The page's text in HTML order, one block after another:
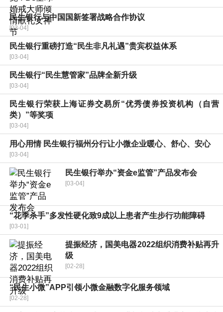
民生银行与中国国新签署战略合作协议
[03-04]
民生银行重磅打造“民生非凡礼遇”贵宾权益体系
[03-04]
民生银行“民生慧管家”品牌全新升级
[03-04]
民生银行荣获上海证券交易所“优秀债券投资机构（自营
类）”等奖项
[03-04]
用心用情 民生银行福州分行让小微企业暖心、舒心、安心
[03-04]
民生银行举办“资金e监管”产品发布会
[03-04]
“花季杀手”多发性硬化致9成以上患者产生步行功能障碍
[03-01]
提振经济，国美电器2022组织消费补贴再升
级
[02-28]
“民生小微”APP引领小微金融数字化服务领域
[02-28]